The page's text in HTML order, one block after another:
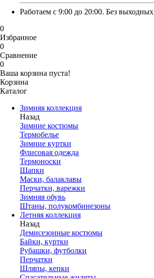
Работаем с 9:00 до 20:00. Без выходных
0
Избранное
0
Сравнение
0
Ваша корзина пуста!
Корзина
Каталог
Зимняя коллекция
Назад
Зимние костюмы
Термобелье
Зимние куртки
Флисовая одежда
Термоноски
Шапки
Маски, балаклавы
Перчатки, варежки
Зимняя обувь
Штаны, полукомбинезоны
Летняя коллекция
Назад
Демисезонные костюмы
Байки, куртки
Рубашки, футболки
Перчатки
Шляпы, кепки